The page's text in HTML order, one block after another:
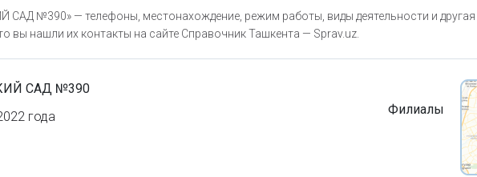
САД №390» — телефоны, местонахождение, режим работы, виды деятельности и
вы нашли их контакты на сайте Справочник Ташкента — Sprav.uz.
САД №390
года
Филиалы